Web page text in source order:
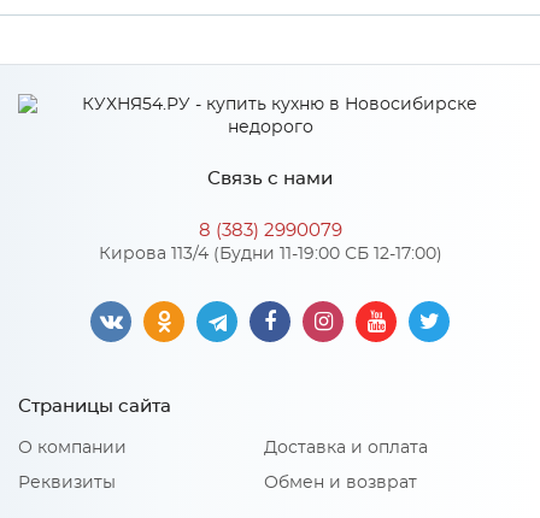
Производитель МиФ
Дерево/Антарес/Белый
Количество упаковок: 12
Связь с нами
8 (383) 2990079
Кирова 113/4 (Будни 11-19:00 СБ 12-17:00)
Страницы сайта
О компании
Реквизиты
Доставка и оплата
Обмен и возврат